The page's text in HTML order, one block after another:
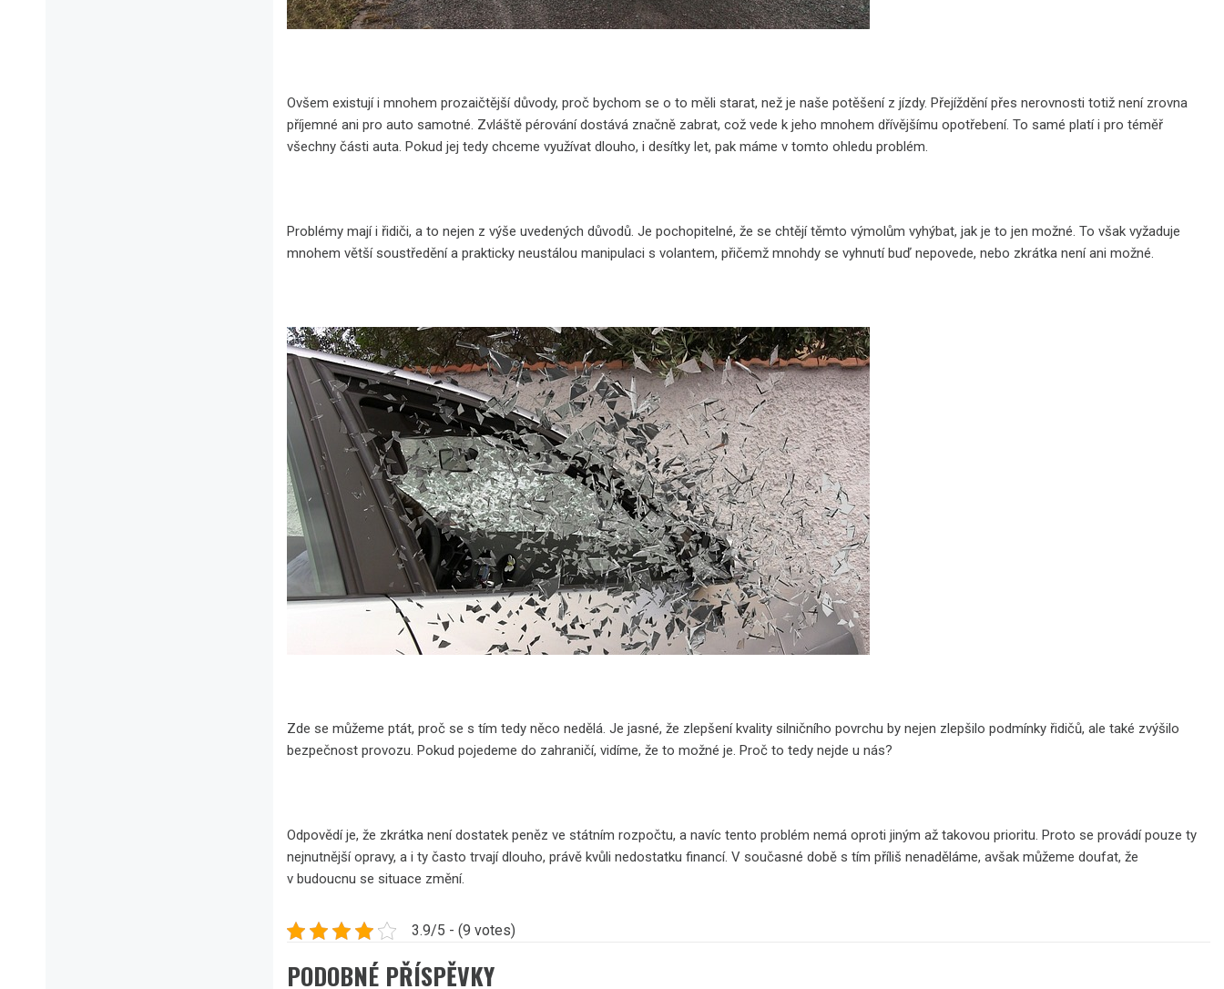
Ovšem existují i mnohem prozaičtější důvody, proč bychom se o to měli starat, než je naše potěšení z jízdy. Přejíždění přes nerovnosti totiž není zrovna
příjemné ani pro auto samotné. Zvláště pérování dostává značně zabrat, což vede k jeho mnohem dřívějšímu opotřebení. To samé platí i pro téměř
všechny části auta. Pokud jej tedy chceme využívat dlouho, i desítky let, pak máme v tomto ohledu problém.
Problémy mají i řidiči, a to nejen z výše uvedených důvodů. Je pochopitelné, že se chtějí těmto výmolům vyhýbat, jak je to jen možné. To však vyžaduje
mnohem větší soustředění a prakticky neustálou manipulaci s volantem, přičemž mnohdy se vyhnutí buď nepovede, nebo zkrátka není ani možné.
Zde se můžeme ptát, proč se s tím tedy něco nedělá. Je jasné, že zlepšení kvality silničního povrchu by nejen zlepšilo podmínky řidičů, ale také zvýšilo
bezpečnost provozu. Pokud pojedeme do zahraničí, vidíme, že to možné je. Proč to tedy nejde u nás?
Odpovědí je, že zkrátka není dostatek peněz ve státním rozpočtu, a navíc tento problém nemá oproti jiným až takovou prioritu. Proto se provádí pouze ty
nejnutnější opravy, a i ty často trvají dlouho, právě kvůli nedostatku financí. V současné době s tím příliš nenaděláme, avšak můžeme doufat, že
v budoucnu se situace změní.
3.9/5 - (9 votes)
PODOBNÉ PŘÍSPĚVKY